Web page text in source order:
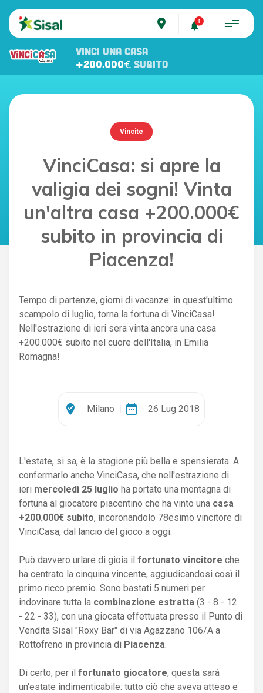
place
VINCI UNA CASA
+200.000€ SUBITO
Vincite
VinciCasa: si apre la
valigia dei sogni! Vinta
un'altra casa +200.000€
subito in provincia di
Piacenza!
Tempo di partenze, giorni di vacanze: in quest'ultimo
scampolo di luglio, torna la fortuna di VinciCasa!
Nell'estrazione di ieri sera vinta ancora una casa
+200.000€ subito nel cuore dell'Italia, in Emilia
Romagna!
where_to_vote Milano date_range 26 Lug 2018
L'estate, si sa, è la stagione più bella e spensierata. A
confermarlo anche VinciCasa, che nell'estrazione di
ieri mercoledì 25 luglio ha portato una montagna di
fortuna al giocatore piacentino che ha vinto una casa
+200.000€ subito, incoronandolo 78esimo vincitore di
VinciCasa, dal lancio del gioco a oggi.
Può davvero urlare di gioia il fortunato vincitore che
ha centrato la cinquina vincente, aggiudicandosi così il
primo ricco premio. Sono bastati 5 numeri per
indovinare tutta la combinazione estratta (3 - 8 - 12
- 22 - 33), con una giocata effettuata presso il Punto di
Vendita Sisal "Roxy Bar" di via Agazzano 106/A a
Rottofreno in provincia di Piacenza.
Di certo, per il fortunato giocatore, questa sarà
un'estate indimenticabile: tutto ciò che aveva atteso e